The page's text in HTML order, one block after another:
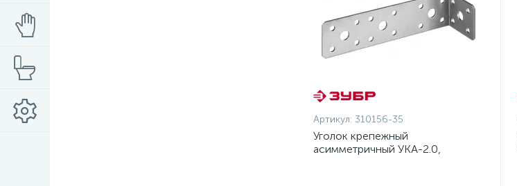
Артикул: 310156-35
Уголок крепежный
асимметричный УКА-2.0,